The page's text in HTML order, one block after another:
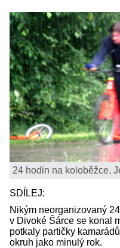
24 hodin na koloběžce.
SDÍLEJ:
Nikým neorganizovaný
v Divoké Šárce se konal
potkaly partičky
okruh jako minulý rok.